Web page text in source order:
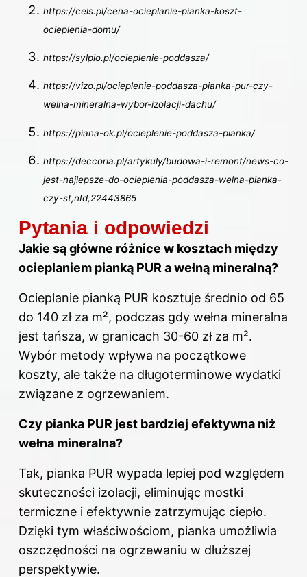
https://cels.pl/cena-ocieplanie-pianka-koszt-
ocieplenia-domu/
https://sylpio.pl/ocieplenie-poddasza/
https://vizo.pl/ocieplenie-poddasza-pianka-pur-czy-
welna-mineralna-wybor-izolacji-dachu/
https://piana-ok.pl/ocieplenie-poddasza-pianka/
https://deccoria.pl/artykuly/budowa-i-remont/news-co-
jest-najlepsze-do-ocieplenia-poddasza-welna-pianka-
czy-st,nId,22443865
Pytania i odpowiedzi
Jakie są główne różnice w kosztach między
ocieplaniem pianką PUR a wełną mineralną?
Ocieplanie pianką PUR kosztuje średnio od 65
do 140 zł za m², podczas gdy wełna mineralna
jest tańsza, w granicach 30-60 zł za m².
Wybór metody wpływa na początkowe
koszty, ale także na długoterminowe wydatki
związane z ogrzewaniem.
Czy pianka PUR jest bardziej efektywna niż
wełna mineralna?
Tak, pianka PUR wypada lepiej pod względem
skuteczności izolacji, eliminując mostki
termiczne i efektywnie zatrzymując ciepło.
Dzięki tym właściwościom, pianka umożliwia
oszczędności na ogrzewaniu w dłuższej
perspektywie.